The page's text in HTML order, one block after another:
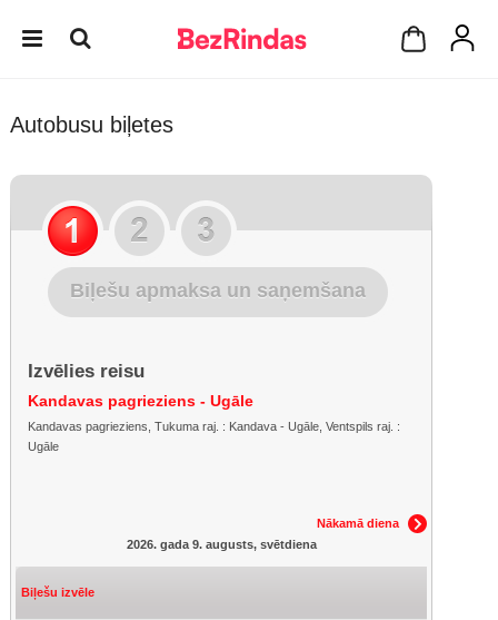
Autobusu biļetes
Biļešu apmaksa un saņemšana
Izvēlies reisu
Kandavas pagrieziens - Ugāle
Kandavas pagrieziens, Tukuma raj. : Kandava - Ugāle, Ventspils raj. :
Ugāle
Nākamā diena
2026. gada 9. augusts, svētdiena
Biļešu izvēle